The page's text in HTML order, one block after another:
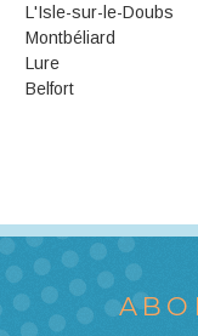
L'Isle-sur-le-Doubs
Montbéliard
Lure
Belfort